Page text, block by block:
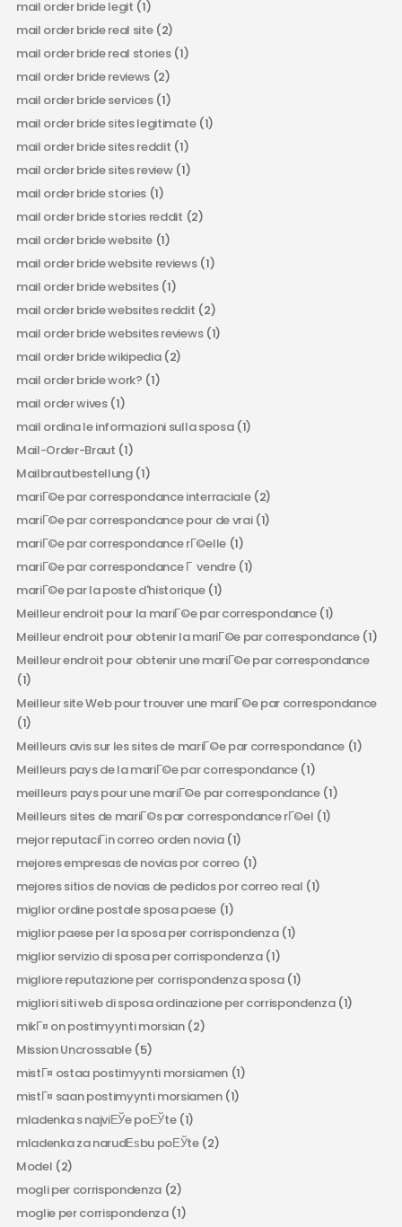
mail order bride legit (1)
mail order bride real site(2)
mail order bride real stories(1)
mail order bride reviews (2)
mail order bride services(1)
mail order bride sites legitimate(1)
mail order bride sites reddit (1)
mail order bride sites review(1)
mail order bride stories (1)
mail order bride stories reddit (2)
mail order bride website (1)
mail order bride website reviews(1)
mail order bride websites(1)
mail order bride websites reddit (2)
mail order bride websites reviews(1)
mail order bride wikipedia(2)
mail order bride work? (1)
mail order wives(1)
mail ordina le informazioni sulla sposa(1)
Mail-Order-Braut (1)
Mailbrautbestellung(1)
mariГ©e par correspondance interraciale(2)
mariГ©e par correspondance pour de vrai(1)
mariГ©e par correspondance rГ©elle(1)
mariГ©e par correspondance Г vendre(1)
mariГ©e par la poste d'historique(1)
Meilleur endroit pour la mariГ©e par correspondance(1)
Meilleur endroit pour obtenir la mariГ©e par correspondance(1)
Meilleur endroit pour obtenir une mariГ©e par correspondance
(1)
Meilleur site Web pour trouver une mariГ©e par correspondance
(1)
Meilleurs avis sur les sites de mariГ©e par correspondance (1)
Meilleurs pays de la mariГ©e par correspondance(1)
meilleurs pays pour une mariГ©e par correspondance(1)
Meilleurs sites de mariГ©s par correspondance rГ©el (1)
mejor reputaciГіn correo orden novia(1)
mejores empresas de novias por correo(1)
mejores sitios de novias de pedidos por correo real (1)
miglior ordine postale sposa paese(1)
miglior paese per la sposa per corrispondenza(1)
miglior servizio di sposa per corrispondenza(1)
migliore reputazione per corrispondenza sposa(1)
migliori siti web di sposa ordinazione per corrispondenza(1)
mikГ¤ on postimyynti morsian(2)
Mission Uncrossable(5)
mistГ¤ ostaa postimyynti morsiamen(1)
mistГ¤ saan postimyynti morsiamen(1)
mladenka s najviЕЎe poЕЎte(1)
mladenka za narudЕѕbu poЕЎte(2)
Model (2)
mogli per corrispondenza (2)
moglie per corrispondenza(1)